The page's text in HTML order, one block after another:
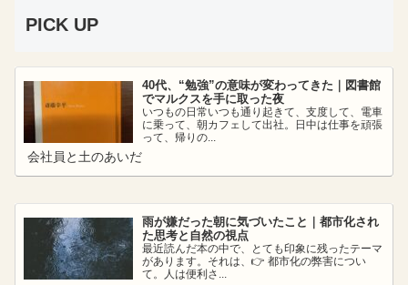
PICK UP
40代、“勉強”の意味が変わってきた｜図書館
でマルクスを手に取った夜
いつもの日常いつも通り起きて、支度して、電車
に乗って、朝カフェして出社。日中は仕事を頑張
って、帰りの...
会社員と土のあいだ
雨が嫌だった朝に気づいたこと｜都市化され
た思考と自然の視点
最近読んだ本の中で、とても印象に残ったテーマ
があります。それは、👉 都市化の弊害につい
て。人は便利さ...